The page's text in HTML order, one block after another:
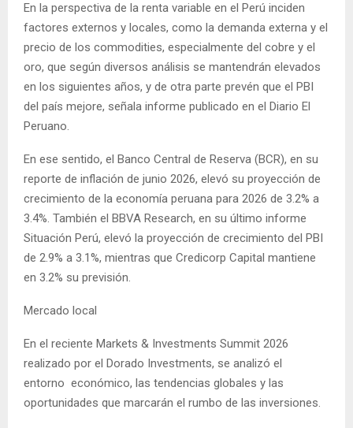
En la perspectiva de la renta variable en el Perú inciden
factores externos y locales, como la demanda externa y el
precio de los commodities, especialmente del cobre y el
oro, que según diversos análisis se mantendrán elevados
en los siguientes años, y de otra parte prevén que el PBI
del país mejore, señala informe publicado en el Diario El
Peruano.
En ese sentido, el Banco Central de Reserva (BCR), en su
reporte de inflación de junio 2026, elevó su proyección de
crecimiento de la economía peruana para 2026 de 3.2% a
3.4%. También el BBVA Research, en su último informe
Situación Perú, elevó la proyección de crecimiento del PBI
de 2.9% a 3.1%, mientras que Credicorp Capital mantiene
en 3.2% su previsión.
Mercado local
En el reciente Markets & Investments Summit 2026
realizado por el Dorado Investments, se analizó el
entorno económico, las tendencias globales y las
oportunidades que marcarán el rumbo de las inversiones.